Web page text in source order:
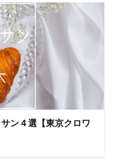
ン４選【東京クロワ